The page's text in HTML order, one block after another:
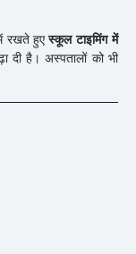
में रखते हुएस्कूल टाइमिंग में
दी है। अस्पतालों को भी